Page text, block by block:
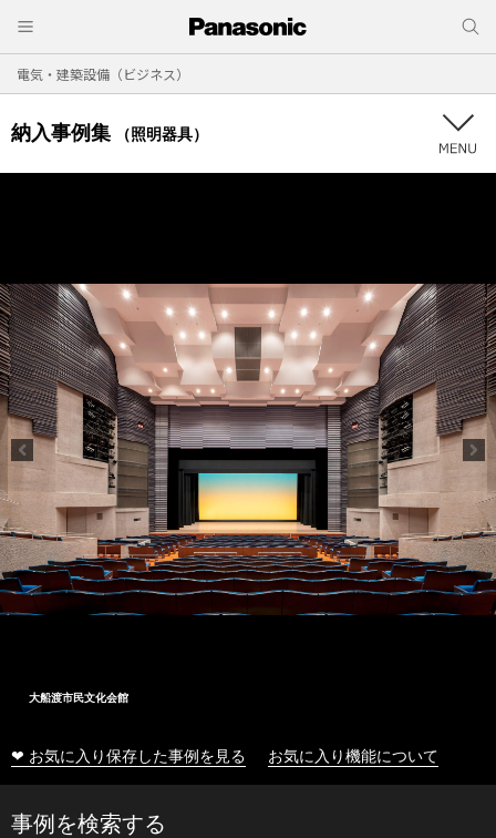
電気・建築設備（ビジネス）
納入事例集 （照明器具）
大船渡市民文化会館
❤ お気に入り保存した事例を見る お気に入り機能について
事例を検索する